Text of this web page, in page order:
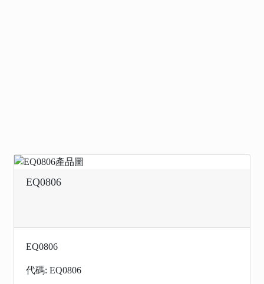
EQ0806
EQ0806
代碼: EQ0806